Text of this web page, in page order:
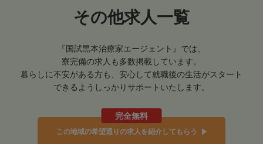
その他求人一覧
『国試黒本治療家エージェント』では、
寮完備の求人も多数掲載しています。
暮らしに不安がある方も、安心して就職後の生活がスタート
できるようしっかりサポートいたします。
完全無料
この地域の希望通りの求人を紹介してもらう